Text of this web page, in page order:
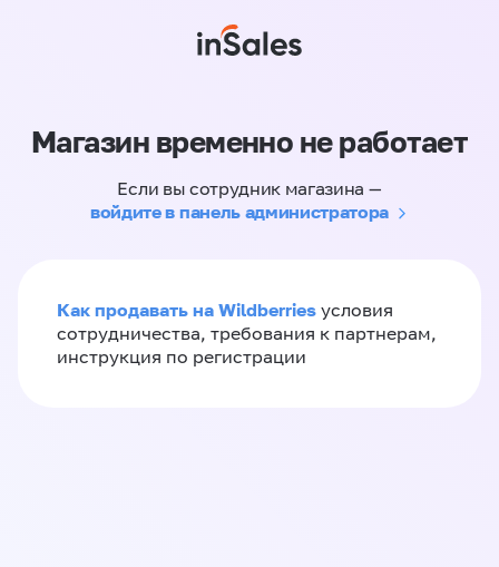
Магазин временно не работает
Если вы сотрудник магазина —
войдите в панель администратора
Как продавать на Wildberries условия
сотрудничества, требования к партнерам,
инструкция по регистрации